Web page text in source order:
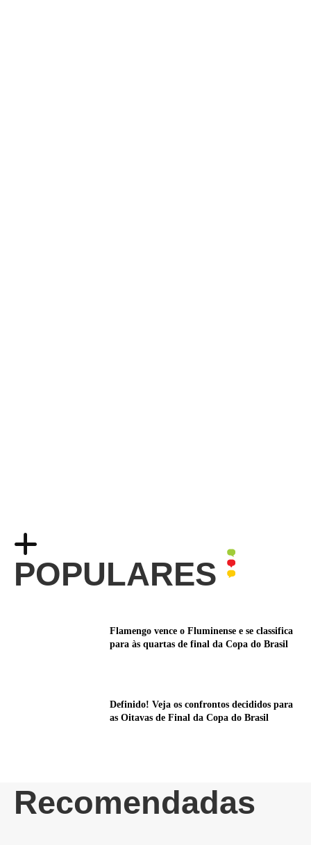
POPULARES
Flamengo vence o Fluminense e se classifica
para às quartas de final da Copa do Brasil
Definido! Veja os confrontos decididos para
as Oitavas de Final da Copa do Brasil
Recomendadas